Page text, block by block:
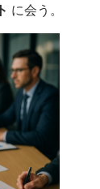
に会う。